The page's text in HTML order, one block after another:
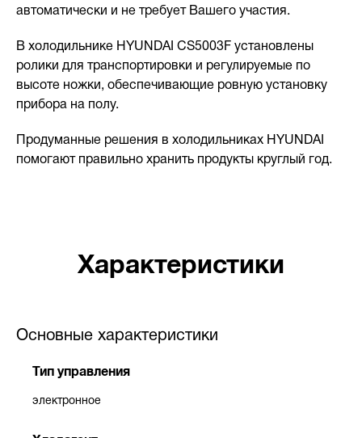
автоматически и не требует Вашего участия.
В холодильнике HYUNDAI CS5003F установлены
ролики для транспортировки и регулируемые по
высоте ножки, обеспечивающие ровную установку
прибора на полу.
Продуманные решения в холодильниках HYUNDAI
помогают правильно хранить продукты круглый год.
Характеристики
Основные характеристики
Тип управления
электронное